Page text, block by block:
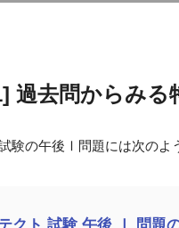
過去問からみる
験の午後Ⅰ問題には次のよ
クト 試験 午後 Ⅰ 問題